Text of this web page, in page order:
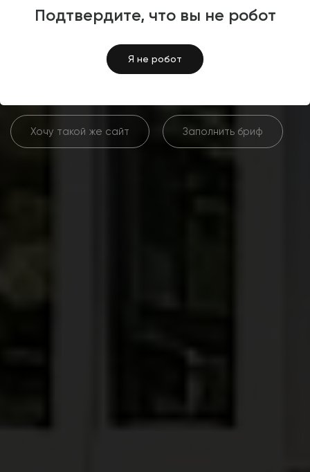
Подтвердите, что вы не робот
Я не робот
Разработка корпоративного
Хочу такой же сайт Заполнить бриф